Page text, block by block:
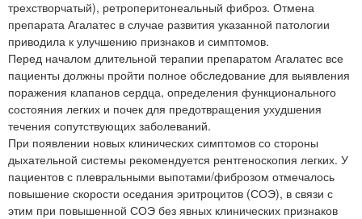
трехстворчатый), ретроперитонеальный фиброз. Отмена
препарата Агалатес в случае развития указанной патологии
приводила к улучшению признаков и симптомов.
Перед началом длительной терапии препаратом Агалатес все
пациенты должны пройти полное обследование для выявления
поражения клапанов сердца, определения функционального
состояния легких и почек для предотвращения ухудшения
течения сопутствующих заболеваний.
При появлении новых клинических симптомов со стороны
дыхательной системы рекомендуется рентгеноскопия легких. У
пациентов с плевральными выпотами/фиброзом отмечалось
повышение скорости оседания эритроцитов (СОЭ), в связи с
этим при повышенной СОЭ без явных клинических признаков